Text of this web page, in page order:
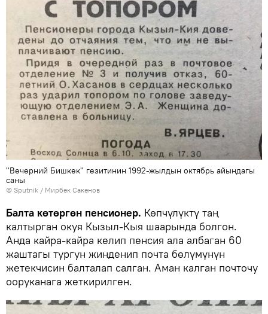
"Вечерний Бишкек" гезитинин 1992-жылдын октябрь айындагы
саны
© Sputnik / Мирбек Сакенов
Балта көтөргөн пенсионер. Көпчүлүктү таң
калтырган окуя Кызыл-Кыя шаарында болгон.
Анда кайра-кайра келип пенсия ала албаган 60
жаштагы тургун жинденип почта бөлүмүнүн
жетекчисин балталап салган. Аман калган почточу
ооруканага жеткирилген.